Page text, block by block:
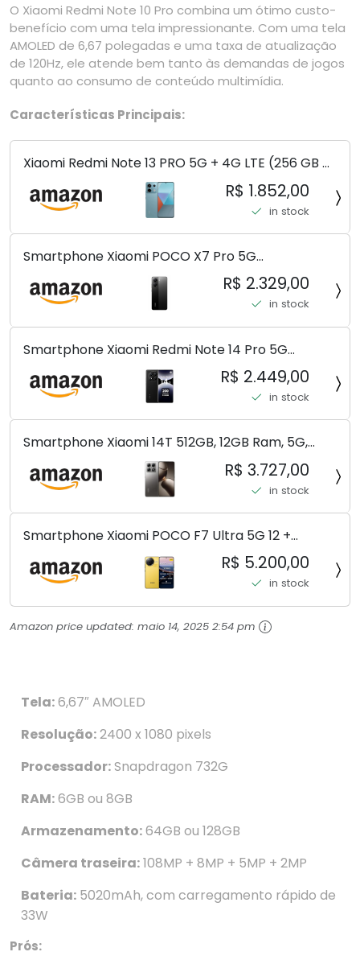
O Xiaomi Redmi Note 10 Pro combina um ótimo custo-
benefício com uma tela impressionante. Com uma tela
AMOLED de 6,67 polegadas e uma taxa de atualização
de 120Hz, ele atende bem tanto às demandas de jogos
quanto ao consumo de conteúdo multimídia.
Características Principais:
Xiaomi Redmi Note 13 PRO 5G + 4G LTE (256 GB +
8 GB) 200 MP Triplo (Mobile Mint Tello e) +
(Pacote de carregador duplo de carro rápido)
(Ocean Teal (ROM))
R$ 1.852,00
in stock
Smartphone Xiaomi POCO X7 Pro 5G
8+256GB/12+256GB/12+512GB
R$ 2.329,00
in stock
Smartphone Xiaomi Redmi Note 14 Pro 5G
Midnight Black (Preto) 12GB RAM 512GB ROM NFC
[ 24090RA29G ]
R$ 2.449,00
in stock
Smartphone Xiaomi 14T 512GB, 12GB Ram, 5G,
Leica, Cinza - no Brasil
R$ 3.727,00
in stock
Smartphone Xiaomi POCO F7 Ultra 5G 12 +
256GB/16+512GB Processador Snapdragon 8 Elite
Top de Linha Chip VisionBoost D7 para Jogos
Pesados Tela Flow AMOLED 2K...
R$ 5.200,00
in stock
Amazon price updated: maio 14, 2025 2:54 pm
Tela:6,67″ AMOLED
Resolução:2400 x 1080 pixels
Processador:Snapdragon 732G
RAM:6GB ou 8GB
Armazenamento:64GB ou 128GB
Câmera traseira:108MP + 8MP + 5MP + 2MP
Bateria: 5020mAh, com carregamento rápido de
33W
Prós: